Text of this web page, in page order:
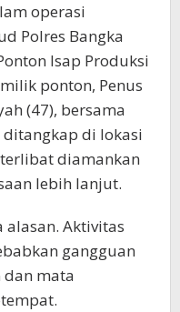
operasi
Polres Bangka
Isap Produksi
ponton, Penus
(47), bersama
di lokasi
diamankan
lebih lanjut.
Aktivitas
gangguan
mata